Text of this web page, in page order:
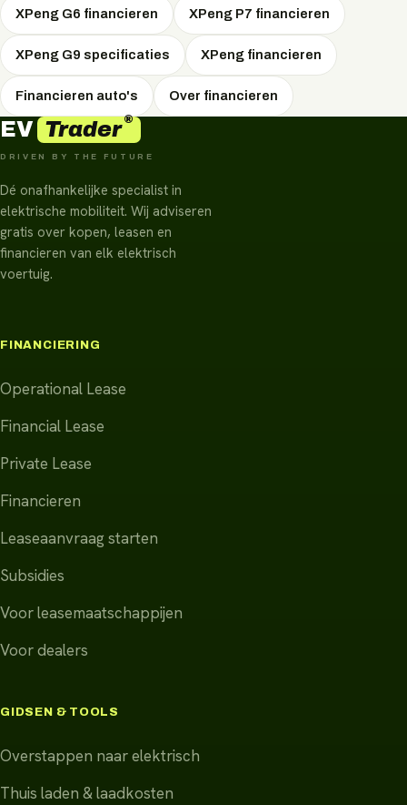
XPeng G6 financieren XPeng P7 financieren
XPeng G9 specificaties XPeng financieren
Financieren auto's Over financieren
EV Trader®
DRIVEN BY THE FUTURE
Dé onafhankelijke specialist in
elektrische mobiliteit. Wij adviseren
gratis over kopen, leasen en
financieren van elk elektrisch
voertuig.
FINANCIERING
Operational Lease
Financial Lease
Private Lease
Financieren
Leaseaanvraag starten
Subsidies
Voor leasemaatschappijen
Voor dealers
GIDSEN & TOOLS
Overstappen naar elektrisch
Thuis laden & laadkosten